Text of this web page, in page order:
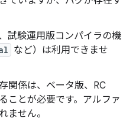
試験運用版コンパイラの機
など）は利用できませ
関係は、ベータ版、RC
ことが必要です。アルファ
ません。